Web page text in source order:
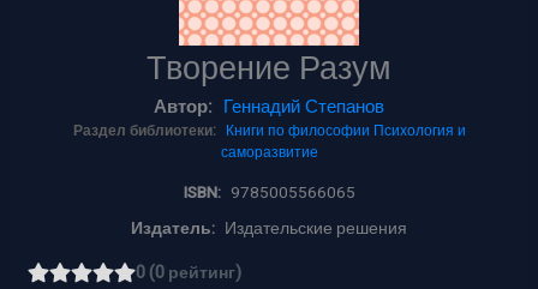
Творение Разум
Автор: Геннадий Степанов
Раздел библиотеки: Книги по философии Психология и
саморазвитие
ISBN: 9785005566065
Издатель: Издательские решения
0 (0 рейтинг)